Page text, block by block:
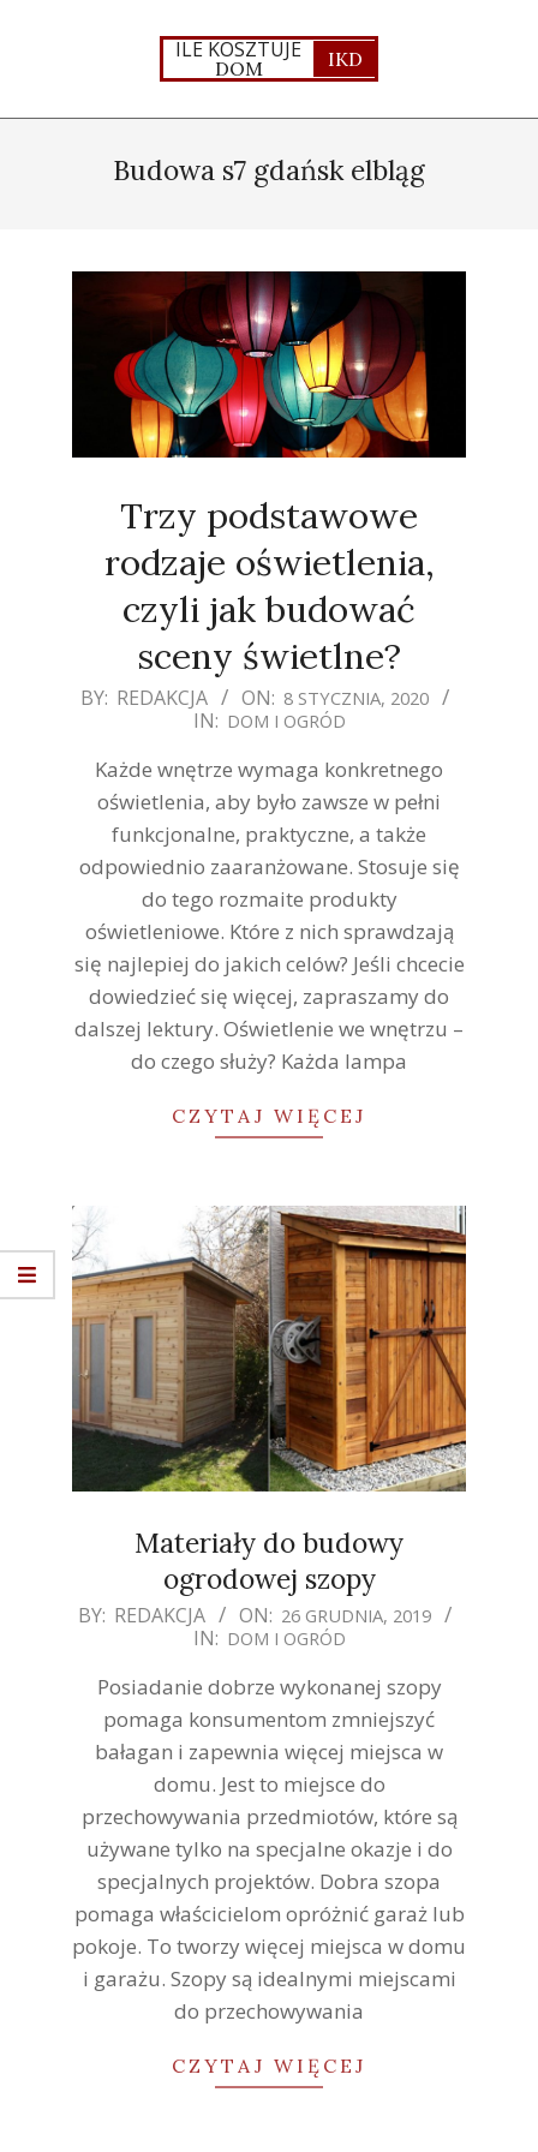
ILE KOSZTUJE
DOM IKD
Budowa s7 gdańsk elbląg
Trzy podstawowe
rodzaje oświetlenia,
czyli jak budować
sceny świetlne?
2020-
BY: REDAKCJA ON: 8 STYCZNIA, 2020
IN: DOM I OGRÓD
Każde wnętrze wymaga konkretnego
oświetlenia, aby było zawsze w pełni
funkcjonalne, praktyczne, a także
odpowiednio zaaranżowane. Stosuje się
do tego rozmaite produkty
oświetleniowe. Które z nich sprawdzają
się najlepiej do jakich celów? Jeśli chcecie
dowiedzieć się więcej, zapraszamy do
dalszej lektury. Oświetlenie we wnętrzu –
do czego służy? Każda lampa
CZYTAJ WIĘCEJ
Materiały do budowy
ogrodowej szopy
2019-
BY: REDAKCJA ON: 26 GRUDNIA, 2019
IN: DOM I OGRÓD
Posiadanie dobrze wykonanej szopy
pomaga konsumentom zmniejszyć
bałagan i zapewnia więcej miejsca w
domu. Jest to miejsce do
przechowywania przedmiotów, które są
używane tylko na specjalne okazje i do
specjalnych projektów. Dobra szopa
pomaga właścicielom opróżnić garaż lub
pokoje. To tworzy więcej miejsca w domu
i garażu. Szopy są idealnymi miejscami
do przechowywania
CZYTAJ WIĘCEJ